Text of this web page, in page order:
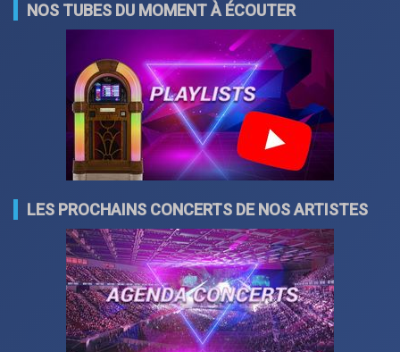
NOS TUBES DU MOMENT À ÉCOUTER
LES PROCHAINS CONCERTS DE NOS ARTISTES